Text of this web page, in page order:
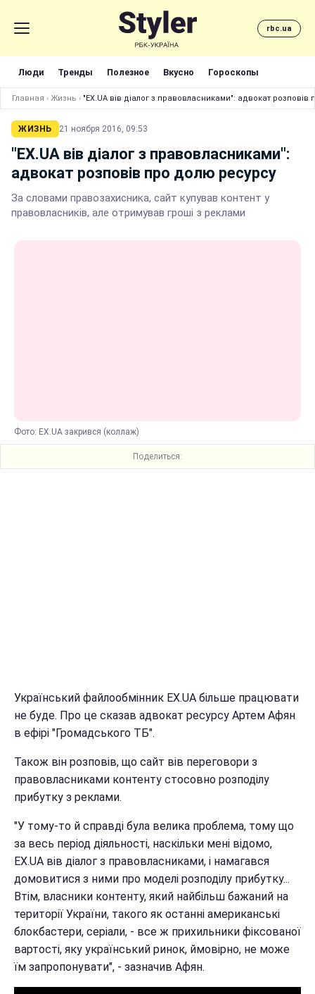
rbc.ua
Люди Тренды Полезное Вкусно Гороскопы
Главная › Жизнь › "EX.UA вів діалог з правовласниками": адвокат
ЖИЗНЬ 21 ноября 2016, 09:53
"EX.UA вів діалог з правовласниками":
адвокат розповів про долю ресурсу
За словами правозахисника, сайт купував контент у
правовласників, але отримував гроші з реклами
Фото: EX.UA закрився (коллаж)
Поделиться:
Український файлообмінник EX.UA більше працювати
не буде. Про це сказав адвокат ресурсу Артем Афян
в ефірі "Громадського ТБ".
Також він розповів, що сайт вів переговори з
правовласниками контенту стосовно розподілу
прибутку з реклами.
"У тому-то й справді була велика проблема, тому що
за весь період діяльності, наскільки мені відомо,
EX.UA вів діалог з правовласниками, і намагався
домовитися з ними про моделі розподілу прибутку...
Втім, власники контенту, який найбільш бажаний на
території України, такого як останні американські
блокбастери, серіали, - все ж прихильники фіксованої
вартості, яку український ринок, ймовірно, не може
їм запропонувати", - зазначив Афян.